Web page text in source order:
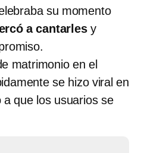
su momento
a cantarlesy
matrimonio en el
se hizo viral en
que los usuarios se